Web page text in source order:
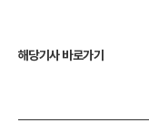
해당기사 바로가기